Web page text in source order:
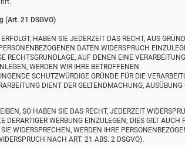
(Art. 21 DSGVO)
HABEN SIE JEDERZEIT DAS RECHT, AUS
DATEN WIDERSPRUCH
RECHTSGRUNDLAGE, AUF DENEN EINE VERARBEITUNG
WERDEN WIR IHRE BETROFFENEN
SCHUTZWÜRDIGE GRÜNDE FÜR DIE
DIENT DER GELTENDMACHUNG, AUSÜBUNG
SO HABEN SIE DAS RECHT, JEDERZEIT
DERARTIGER WERBUNG EINZULEGEN; DIES GILT AUCH
WIDERSPRECHEN, WERDEN IHRE
NACH ART. 21 ABS. 2 DSGVO).